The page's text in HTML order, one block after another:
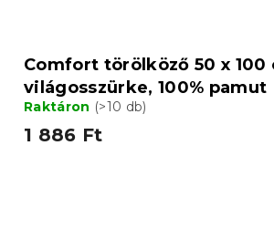
Comfort törölköző 50 x 100
világosszürke, 100% pamut
Raktáron (>10 db)
1 886 Ft